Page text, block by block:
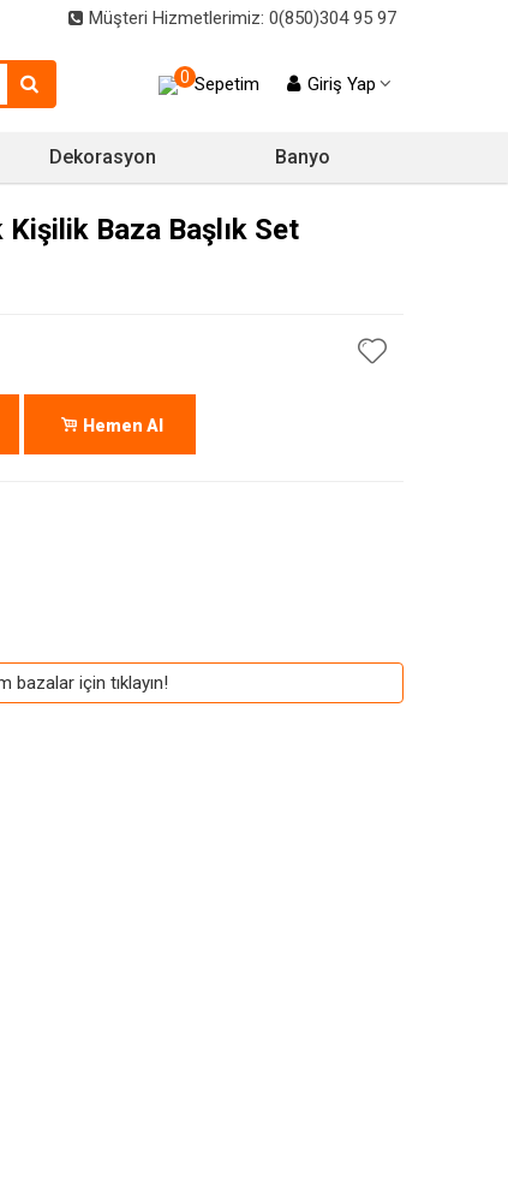
Müşteri Hizmetlerimiz: 0(850)304 95 97
0 Sepetim Giriş Yap
Dekorasyon Banyo
Kişilik Baza Başlık Set
Hemen Al
bazalar için tıklayın!